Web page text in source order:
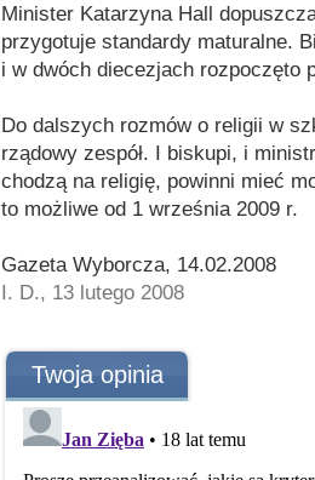
Minister Katarzyna Hall
przygotuje standardy maturalne.
i w dwóch diecezjach rozpoczęto
Do dalszych rozmów o religii w
rządowy zespół. I biskupi, i
chodzą na religię, powinni mieć
to możliwe od 1 września 2009 r.
Gazeta Wyborcza, 14.02.2008
I. D., 13 lutego 2008
Twoja opinia